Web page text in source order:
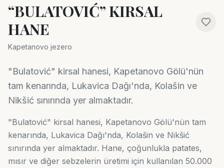
“BULATOVIĆ” KIRSAL
HANE
Kapetanovo jezero
"Bulatović" kirsal hanesi, Kapetanovo Gölü'nün
tam kenarında, Lukavica Dağı'nda, Kolašin ve
Nikšić sınırında yer almaktadır.
"Bulatović" kirsal hanesi, Kapetanovo Gölü'nün tam
kenarında, Lukavica Dağı'nda, Kolašin ve Nikšić
sınırında yer almaktadır. Hane, çoğunlukla patates,
mısır ve diğer sebzelerin üretimi için kullanılan 50.000